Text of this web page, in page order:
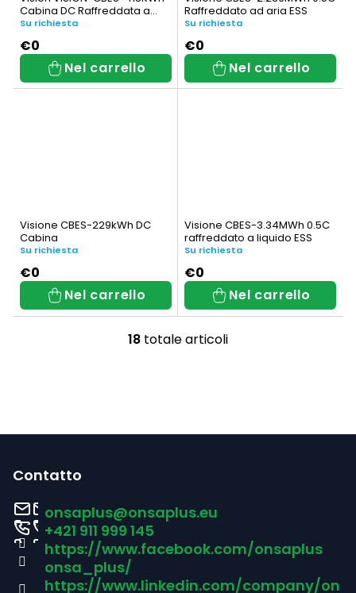
Cabina DC Raffreddata a
Liquido
Su richiesta
€0
Nel carrello
Raffreddato ad aria ESS
Su richiesta
€0
Nel carrello
Visione CBES-229kWh DC
Cabina
Su richiesta
€0
Nel carrello
Visione CBES-3.34MWh 0.5C
raffreddato a liquido ESS
Su richiesta
€0
Nel carrello
C
l
i
18 totale articoli
Contatto
onsaplus@onsaplus.eu
+421 911 999 145
https://www.facebook.com/onsaplus
onsa_plus/
https://www.linkedin.com/company/on